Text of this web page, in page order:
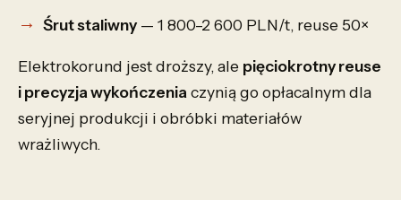
Śrut staliwny— 1 800–2 600 PLN/t, reuse 50×
Elektrokorund jest droższy, ale pięciokrotny reuse
i precyzja wykończenia czynią go opłacalnym dla
seryjnej produkcji i obróbki materiałów
wrażliwych.